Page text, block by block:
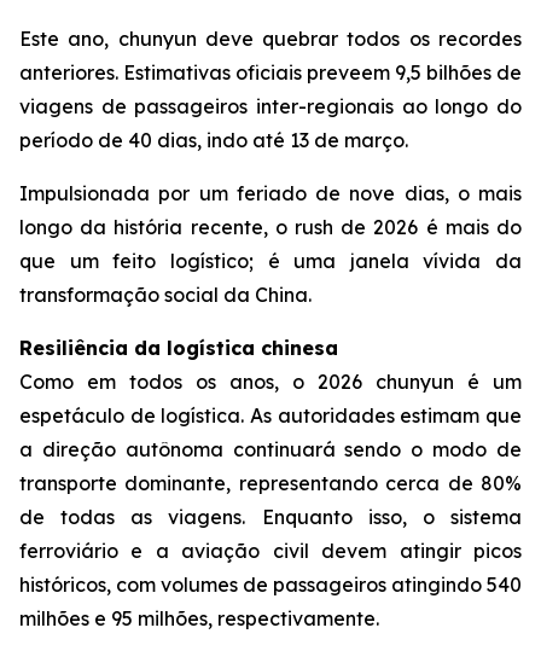
Este ano, chunyun deve quebrar todos os recordes
anteriores. Estimativas oficiais preveem 9,5 bilhões de
viagens de passageiros inter-regionais ao longo do
período de 40 dias, indo até 13 de março.
Impulsionada por um feriado de nove dias, o mais
longo da história recente, o rush de 2026 é mais do
que um feito logístico; é uma janela vívida da
transformação social da China.
Resiliência da logística chinesa
Como em todos os anos, o 2026 chunyun é um
espetáculo de logística. As autoridades estimam que
a direção autônoma continuará sendo o modo de
transporte dominante, representando cerca de 80%
de todas as viagens. Enquanto isso, o sistema
ferroviário e a aviação civil devem atingir picos
históricos, com volumes de passageiros atingindo 540
milhões e 95 milhões, respectivamente.